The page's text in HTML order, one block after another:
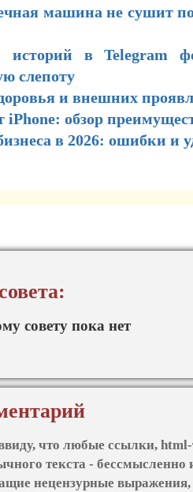
машина не сушит
историй в Telegram
слепоту
и внешних
обзор
в 2026: ошибки и
совету пока нет
что любые ссылки,
текста - бессмысленно
нецензурные